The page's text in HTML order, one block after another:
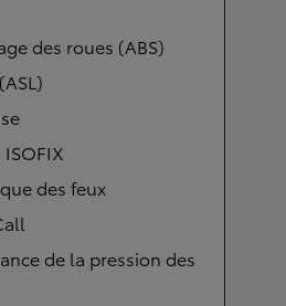
des roues (ABS)
des feux
de la pression des